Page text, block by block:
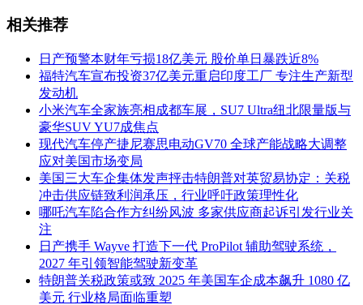
相关推荐
日产预警本财年亏损18亿美元 股价单日暴跌近8%
福特汽车宣布投资37亿美元重启印度工厂 专注生产新型
发动机
小米汽车全家族亮相成都车展，SU7 Ultra纽北限量版与
豪华SUV YU7成焦点
现代汽车停产捷尼赛思电动GV70 全球产能战略大调整
应对美国市场变局
美国三大车企集体发声抨击特朗普对英贸易协定：关税
冲击供应链致利润承压，行业呼吁政策理性化
哪吒汽车陷合作方纠纷风波 多家供应商起诉引发行业关
注
日产携手 Wayve 打造下一代 ProPilot 辅助驾驶系统，
2027 年引领智能驾驶新变革
特朗普关税政策或致 2025 年美国车企成本飙升 1080 亿
美元 行业格局面临重塑